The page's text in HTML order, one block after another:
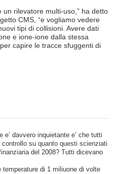
un rilevatore multi-uso,” ha detto
CMS, “e vogliamo vedere
tipi di collisioni. Avere dati
e ione-ione dalla stessa
capire le tracce sfuggenti di
e’ davvero inquietante e’ che tutti
su quanto questi scienziati
del 2008? Tutti dicevano
di 1 miliuone di volte